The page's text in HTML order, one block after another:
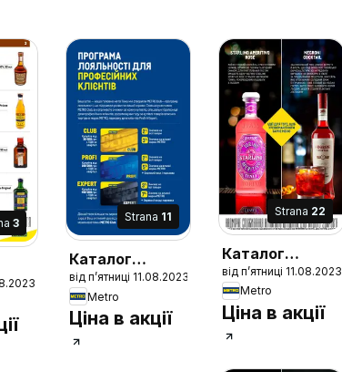
3 Strana 11
Каталог
міцного
алкоголю
від п’ятниці 11.08.2023
Metro
Ціна в акції
Strana 22
Каталог
міцного
алкоголю
від п’ятниці 11.08.2023
Metro
Ціна в акції